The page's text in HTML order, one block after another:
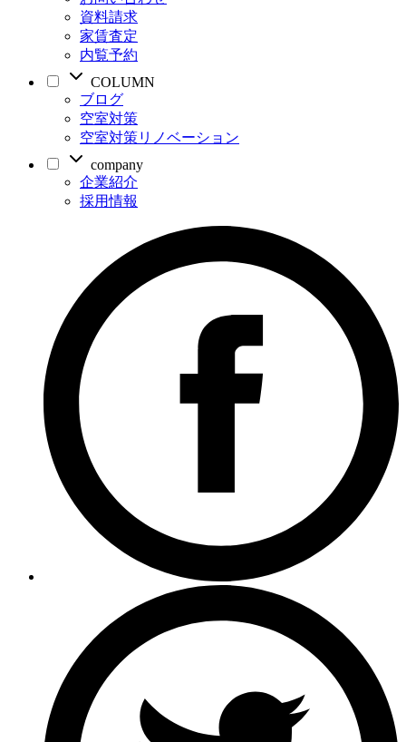
資料請求
家賃査定
内覧予約
COLUMN
ブログ
空室対策
空室対策リノベーション
company
企業紹介
採用情報